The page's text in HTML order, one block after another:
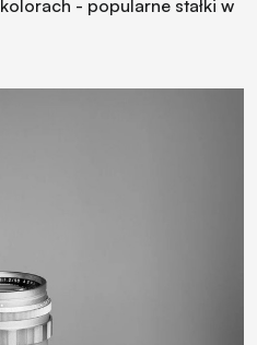
- popularne stałki w